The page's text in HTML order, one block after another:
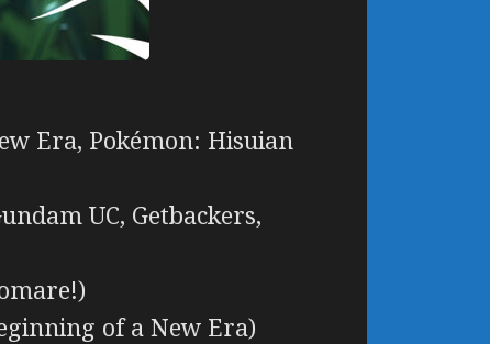
Era, Pokémon: Hisuian
UC, Getbackers,
of a New Era)